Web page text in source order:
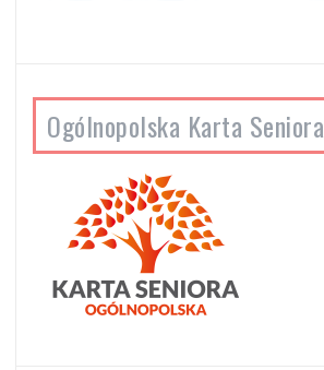
Ogólnopolska Karta Seniora